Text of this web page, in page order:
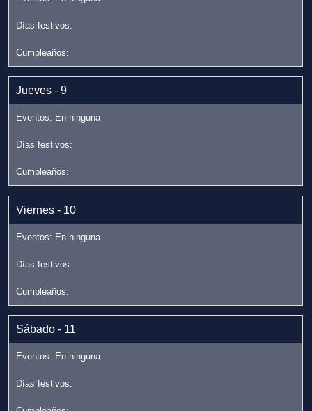
Jueves - 9
Viernes - 10
Sábado - 11